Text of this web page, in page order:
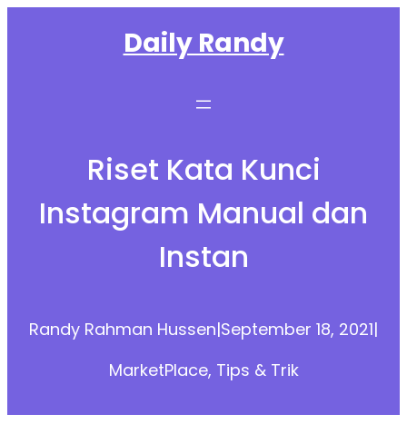
Daily Randy
Riset Kata Kunci
Instagram Manual dan
Instan
Randy Rahman Hussen|September 18, 2021|
MarketPlace, Tips & Trik